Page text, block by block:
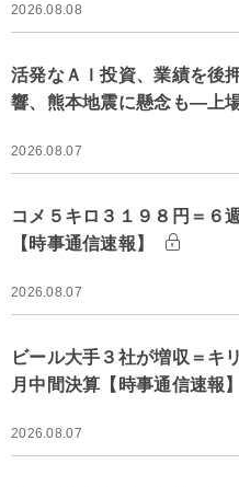
2026.08.08
活発なＡＩ投資、業績を後
響、熊本地震に懸念も―上
2026.08.07
コメ５キロ３１９８円＝６
【時事通信速報】
2026.08.07
ビール大手３社が増収＝キ
月中間決算【時事通信速報】
2026.08.07